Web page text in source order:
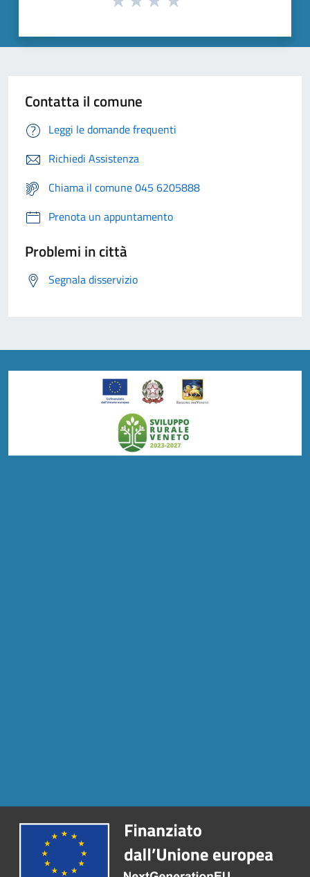
Contatta il comune
Leggi le domande frequenti
Richiedi Assistenza
Chiama il comune 045 6205888
Prenota un appuntamento
Problemi in città
Segnala disservizio